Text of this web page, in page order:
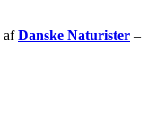
afDanske Naturister –